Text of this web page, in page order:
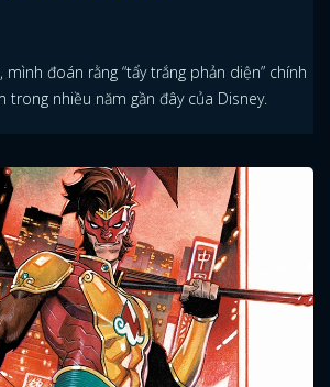
mình đoán rằng “tẩy trắng phản diện” chính
trong nhiều năm gần đây của Disney.